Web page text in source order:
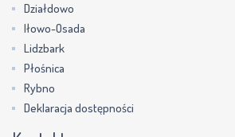
Działdowo
Iłowo-Osada
Lidzbark
Płośnica
Rybno
Deklaracja dostępności